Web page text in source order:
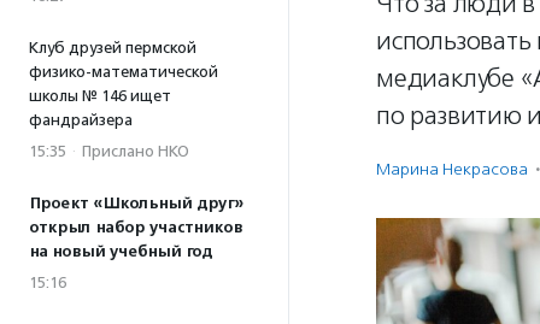
Клуб друзей пермской
физико-математической
школы № 146 ищет
фандрайзера
15:35 · Прислано НКО
Проект «Школьный друг»
открыл набор участников
на новый учебный год
15:16
медиаклубе
по развитию
Марина Некрасова ·